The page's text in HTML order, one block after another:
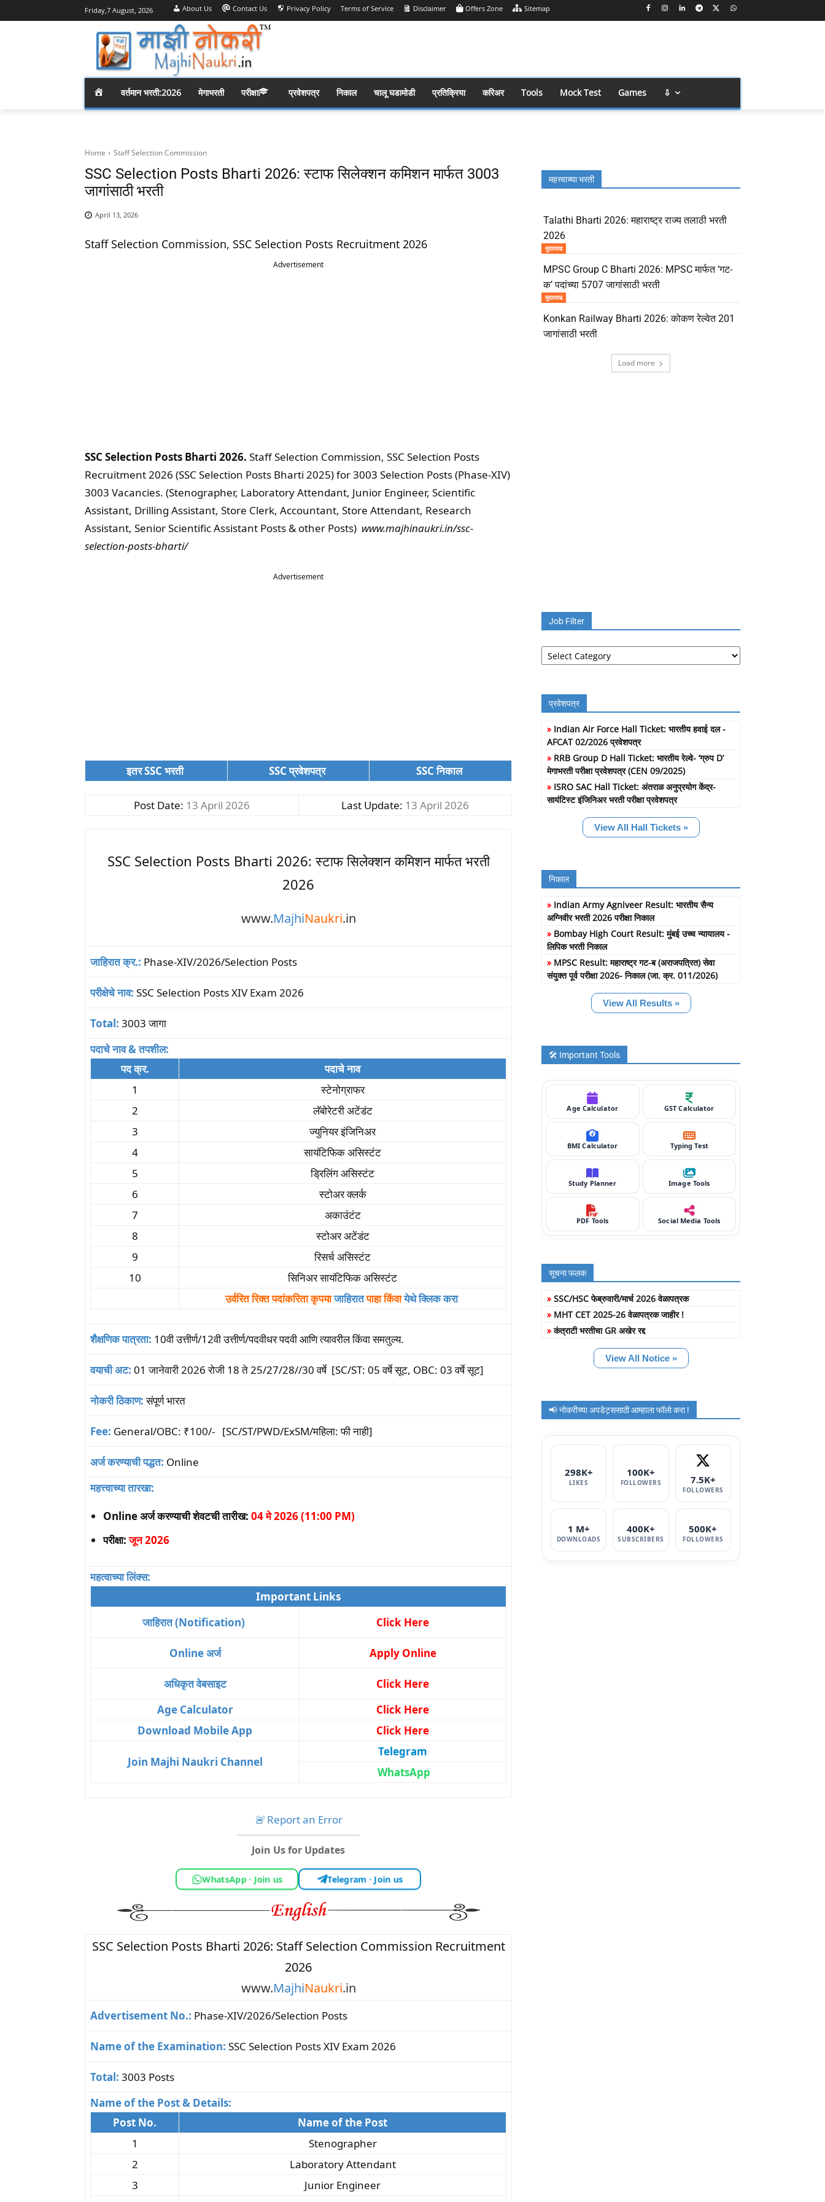
Friday,7 August, 2026 About Us Contact Us Privacy Policy Terms of Service Disclaimer Offers Zone Sitemap
M
E
वर्तमान भरती:2026 मेगाभरती परीक्षा प्रवेशपत्र निकाल चालू घडामोडी प्रतिक्रिया करिअर Tools Mock Test Games ⇩
Home Staff Selection Commission
SSC Selection Posts Bharti 2026: स्टाफ सिलेक्शन कमिशन मार्फत 3003
जागांसाठी भरती
April 13, 2026
Staff Selection Commission, SSC Selection Posts Recruitment 2026
Advertisement
SSC Selection Posts Bharti 2026. Staff Selection Commission, SSC Selection Posts
Recruitment 2026 (SSC Selection Posts Bharti 2025) for 3003 Selection Posts (Phase-XIV)
3003 Vacancies. (Stenographer, Laboratory Attendant, Junior Engineer, Scientific
Assistant, Drilling Assistant, Store Clerk, Accountant, Store Attendant, Research
Assistant, Senior Scientific Assistant Posts & other Posts) www.majhinaukri.in/ssc-
selection-posts-bharti/
Advertisement
इतर SSC भरती SSC प्रवेशपत्र SSC निकाल
Post Date: 13 April 2026 Last Update: 13 April 2026
SSC Selection Posts Bharti 2026: स्टाफ सिलेक्शन कमिशन मार्फत भरती
2026
www.MajhiNaukri.in
जाहिरात क्र.: Phase-XIV/2026/Selection Posts
परीक्षेचे नाव: SSC Selection Posts XIV Exam 2026
Total: 3003 जागा
पदाचे नाव & तपशील:
पद क्र.
पदाचे नाव
1
स्टेनोग्राफर
2
लॅबोरेटरी अटेंडंट
3
ज्युनियर इंजिनिअर
4
सायंटिफिक असिस्टंट
5
ड्रिलिंग असिस्टंट
6
स्टोअर क्लर्क
7
अकाउंटंट
8
स्टोअर अटेंडंट
9
रिसर्च असिस्टंट
10
सिनिअर सायंटिफिक असिस्टंट
उर्वरित रिक्त पदांकरिता कृपयाजाहिरातपाहा किंवायेथे क्लिक करा
शैक्षणिक पात्रता: 10वी उत्तीर्ण/12वी उत्तीर्ण/पदवीधर पदवी आणि त्यावरील किंवा समतुल्य.
वयाची अट: 01 जानेवारी 2026 रोजी 18 ते 25/27/28//30 वर्षे [SC/ST: 05 वर्षे सूट, OBC: 03 वर्षे सूट]
नोकरी ठिकाण:संपूर्ण भारत
Fee: General/OBC: ₹100/- [SC/ST/PWD/ExSM/महिला: फी नाही]
अर्ज करण्याची पद्धत: Online
महत्त्वाच्या तारखा:
Online अर्ज करण्याची शेवटची तारीख: 04 मे 2026 (11:00 PM)
परीक्षा:जून 2026
महत्वाच्या लिंक्स:
Important Links
जाहिरात (Notification)
Click Here
Online अर्ज Apply Online
अधिकृत वेबसाइट
Click Here
Age Calculator
Click Here
Download Mobile App
Click Here
Join Majhi Naukri Channel
Telegram
WhatsApp
🚨Report an Error
Join Us for Updates
WhatsApp · Join us Telegram · Join us
SSC Selection Posts Bharti 2026: Staff Selection Commission Recruitment
2026
www.MajhiNaukri.in
Advertisement No.: Phase-XIV/2026/Selection Posts
Name of the Examination: SSC Selection Posts XIV Exam 2026
Total: 3003 Posts
Name of the Post & Details:
Post No.
Name of the Post
1
Stenographer
2
Laboratory Attendant
3
Junior Engineer
महत्त्वाच्या भरती
Talathi Bharti 2026: महाराष्ट्र राज्य तलाठी भरती
2026
मुदतवाढ
MPSC Group C Bharti 2026: MPSC मार्फत ‘गट-
क’ पदांच्या 5707 जागांसाठी भरती
मुदतवाढ
Konkan Railway Bharti 2026: कोकण रेल्वेत 201
जागांसाठी भरती
Load more
Job Filter
Job
Filter
प्रवेशपत्र
» Indian Air Force Hall Ticket: भारतीय हवाई दल -
AFCAT 02/2026 प्रवेशपत्र
» RRB Group D Hall Ticket: भारतीय रेल्वे- ‘ग्रुप D’
मेगाभरती परीक्षा प्रवेशपत्र (CEN 09/2025)
» ISRO SAC Hall Ticket: अंतराळ अनुप्रयोग केंद्र-
सायंटिस्ट इंजिनिअर भरती परीक्षा प्रवेशपत्र
View All Hall Tickets »
निकाल
» Indian Army Agniveer Result: भारतीय सैन्य
अग्निवीर भरती 2026 परीक्षा निकाल
» Bombay High Court Result: मुंबई उच्च न्यायालय -
लिपिक भरती निकाल
» MPSC Result: महाराष्ट्र गट-ब (अराजपत्रित) सेवा
संयुक्त पूर्व परीक्षा 2026- निकाल (जा. क्र. 011/2026)
View All Results »
🛠️ Important Tools
Age Calculator GST Calculator
BMI Calculator Typing Test
Study Planner Image Tools
PDF Tools Social Media Tools
सूचना फलक
» SSC/HSC फेब्रुवारी/मार्च 2026 वेळापत्रक
» MHT CET 2025-26 वेळापत्रक जाहीर !
»कंत्राटी भरतीचा GR अखेर रद्द
View All Notice »
📢 नोकरीच्या अपडेट्ससाठी आम्हाला फॉलो करा !
298K+
LIKES
100K+
FOLLOWERS 7.5K+
FOLLOWERS
1 M+
DOWNLOADS
400K+
SUBSCRIBERS
500K+
FOLLOWERS